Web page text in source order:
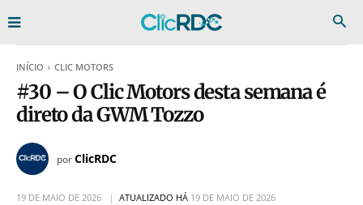
INÍCIO CLIC MOTORS
#30 – O Clic Motors desta semana é
direto da GWM Tozzo
porClicRDC
19 DE MAIO DE 2026 ATUALIZADO HÁ 19 DE MAIO DE 2026